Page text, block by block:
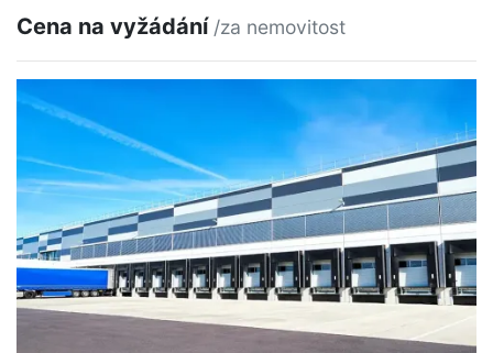
Cena na vyžádání /za nemovitost